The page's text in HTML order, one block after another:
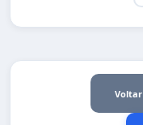
Voltar